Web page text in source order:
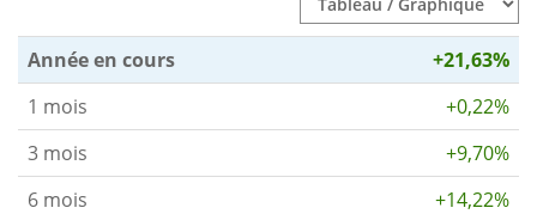
Année en cours
+21,63%
1 mois
+0,22%
3 mois
+9,70%
6 mois
+14,22%